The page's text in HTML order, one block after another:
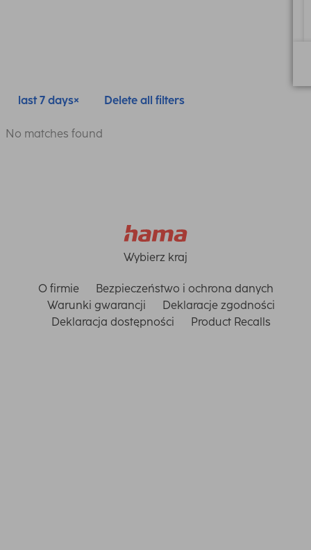
last 7 days Delete all filters
No matches found
Wybierz kraj
O firmie
Bezpieczeństwo i ochrona danych
Warunki gwarancji
Deklaracje zgodności
Deklaracja dostępności
Product Recalls